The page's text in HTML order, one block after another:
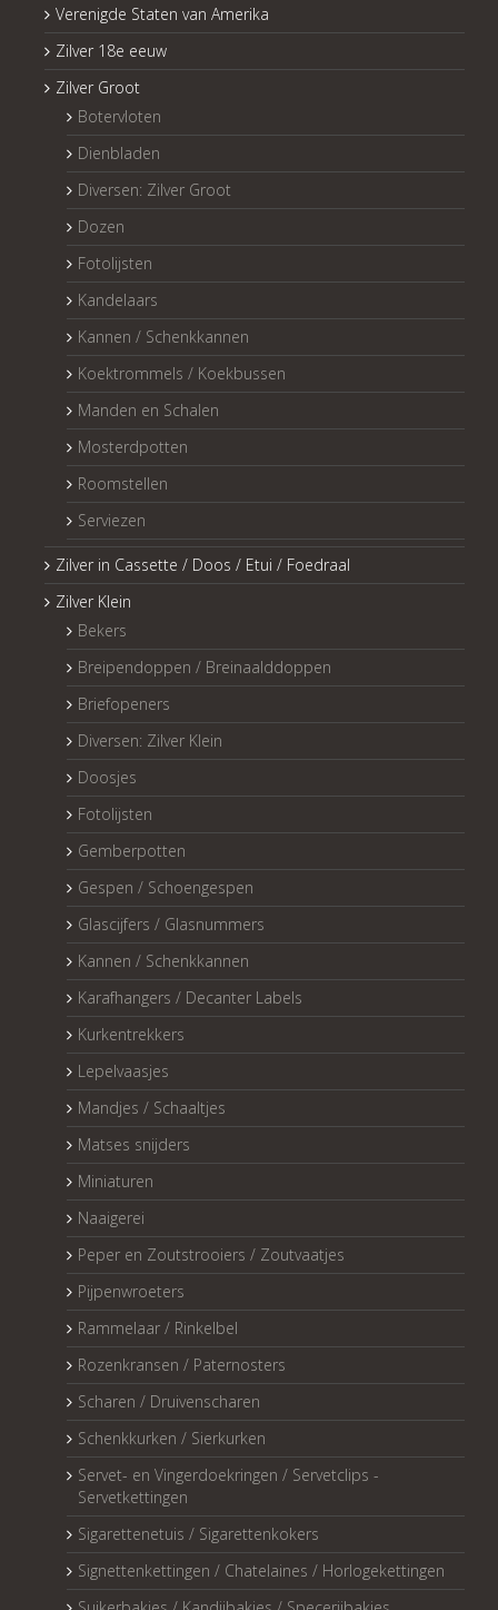
Verenigde Staten van Amerika
Zilver 18e eeuw
Zilver Groot
Botervloten
Dienbladen
Diversen: Zilver Groot
Dozen
Fotolijsten
Kandelaars
Kannen / Schenkkannen
Koektrommels / Koekbussen
Manden en Schalen
Mosterdpotten
Roomstellen
Serviezen
Zilver in Cassette / Doos / Etui / Foedraal
Zilver Klein
Bekers
Breipendoppen / Breinaalddoppen
Briefopeners
Diversen: Zilver Klein
Doosjes
Fotolijsten
Gemberpotten
Gespen / Schoengespen
Glascijfers / Glasnummers
Kannen / Schenkkannen
Karafhangers / Decanter Labels
Kurkentrekkers
Lepelvaasjes
Mandjes / Schaaltjes
Matses snijders
Miniaturen
Naaigerei
Peper en Zoutstrooiers / Zoutvaatjes
Pijpenwroeters
Rammelaar / Rinkelbel
Rozenkransen / Paternosters
Scharen / Druivenscharen
Schenkkurken / Sierkurken
Servet- en Vingerdoekringen / Servetclips -
Servetkettingen
Sigarettenetuis / Sigarettenkokers
Signettenkettingen / Chatelaines / Horlogekettingen